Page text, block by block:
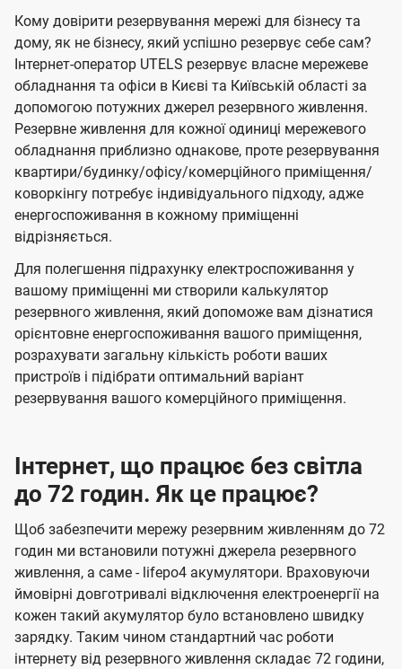
Кому довірити резервування мережі для бізнесу та
дому, як не бізнесу, який успішно резервує себе сам?
Інтернет-оператор UTELS резервує власне мережеве
обладнання та офіси в Києві та Київській області за
допомогою потужних джерел резервного живлення.
Резервне живлення для кожної одиниці мережевого
обладнання приблизно однакове, проте резервування
квартири/будинку/офісу/комерційного приміщення/
коворкінгу потребує індивідуального підходу, адже
енергоспоживання в кожному приміщенні
відрізняється.
Для полегшення підрахунку електроспоживання у
вашому приміщенні ми створили калькулятор
резервного живлення, який допоможе вам дізнатися
орієнтовне енергоспоживання вашого приміщення,
розрахувати загальну кількість роботи ваших
пристроїв і підібрати оптимальний варіант
резервування вашого комерційного приміщення.
Інтернет, що працює без світла
до 72 годин. Як це працює?
Щоб забезпечити мережу резервним живленням до 72
годин ми встановили потужні джерела резервного
живлення, а саме - lifepo4 акумулятори. Враховуючи
ймовірні довготривалі відключення електроенергії на
кожен такий акумулятор було встановлено швидку
зарядку. Таким чином стандартний час роботи
інтернету від резервного живлення складає 72 години,